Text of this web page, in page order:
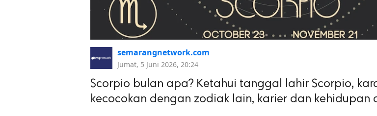
semarangnetwork.com
Jumat, 5 Juni 2026, 20:24
Scorpio bulan apa? Ketahui tanggal lahir Scorpio,
kecocokan dengan zodiak lain, karier dan kehidupan